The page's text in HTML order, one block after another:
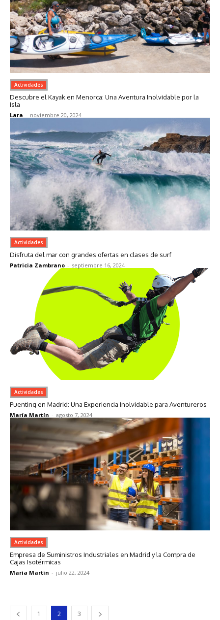
Actividades
Descubre el Kayak en Menorca: Una Aventura Inolvidable por la
Isla
Lara - noviembre 20, 2024
Actividades
Disfruta del mar con grandes ofertas en clases de surf
Patricia Zambrano - septiembre 16, 2024
Actividades
Puenting en Madrid: Una Experiencia Inolvidable para Aventureros
María Martín - agosto 7, 2024
Actividades
Empresa de Suministros Industriales en Madrid y la Compra de
Cajas Isotérmicas
María Martín - julio 22, 2024
1 2 3